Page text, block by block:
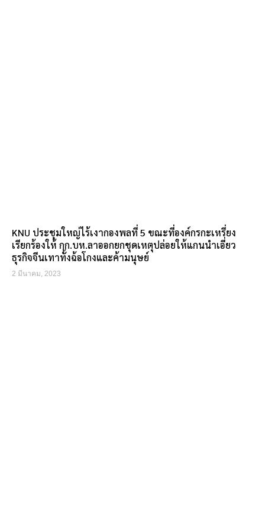
KNU ประชุมใหญ่ไร้เงากองพลที่ 5 ขณะที่องค์กรกะเหรี่ยง
เรียกร้องให้ กก.บห.ลาออกยกชุดเหตุปล่อยให้แกนนำเอี่ยว
ธุรกิจจีนเทาทั้งฉ้อโกงและค้ามนุษย์
2 มีนาคม, 2023